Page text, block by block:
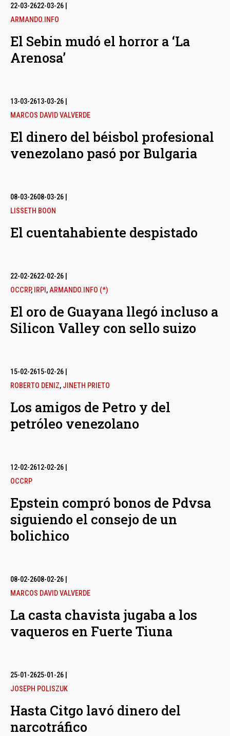
22-03-2622-03-26
ARMANDO.INFO
El Sebin mudó el horror a ‘La
Arenosa’
13-03-2613-03-26
MARCOS DAVID VALVERDE
El dinero del béisbol profesional
venezolano pasó por Bulgaria
08-03-2608-03-26
LISSETH BOON
El cuentahabiente despistado
22-02-2622-02-26
OCCRP, IRPI ,ARMANDO.INFO (*)
El oro de Guayana llegó incluso a
Silicon Valley con sello suizo
15-02-2615-02-26
ROBERTO DENIZ, JINETH PRIETO
Los amigos de Petro y del
petróleo venezolano
12-02-2612-02-26
OCCRP
Epstein compró bonos de Pdvsa
siguiendo el consejo de un
bolichico
08-02-2608-02-26
MARCOS DAVID VALVERDE
La casta chavista jugaba a los
vaqueros en Fuerte Tiuna
25-01-2625-01-26
JOSEPH POLISZUK
Hasta Citgo lavó dinero del
narcotráfico